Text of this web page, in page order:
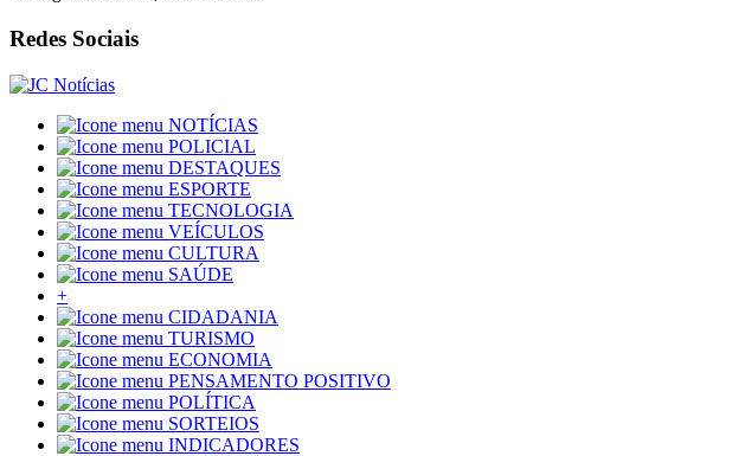
Redes Sociais
NOTÍCIAS
POLICIAL
DESTAQUES
ESPORTE
TECNOLOGIA
VEÍCULOS
CULTURA
SAÚDE
+
CIDADANIA
TURISMO
ECONOMIA
PENSAMENTO POSITIVO
POLÍTICA
SORTEIOS
INDICADORES